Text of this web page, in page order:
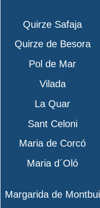
Quirze Safaja
Quirze de Besora
Pol de Mar
Vilada
La Quar
Sant Celoni
Maria de Corcó
Maria d´Oló
Margarida de Montbui